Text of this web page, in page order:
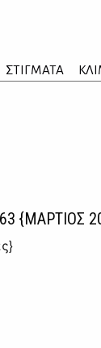
ΣΤΙΓΜΑΤΑ
63 {ΜΑΡΤΙΟΣ
}